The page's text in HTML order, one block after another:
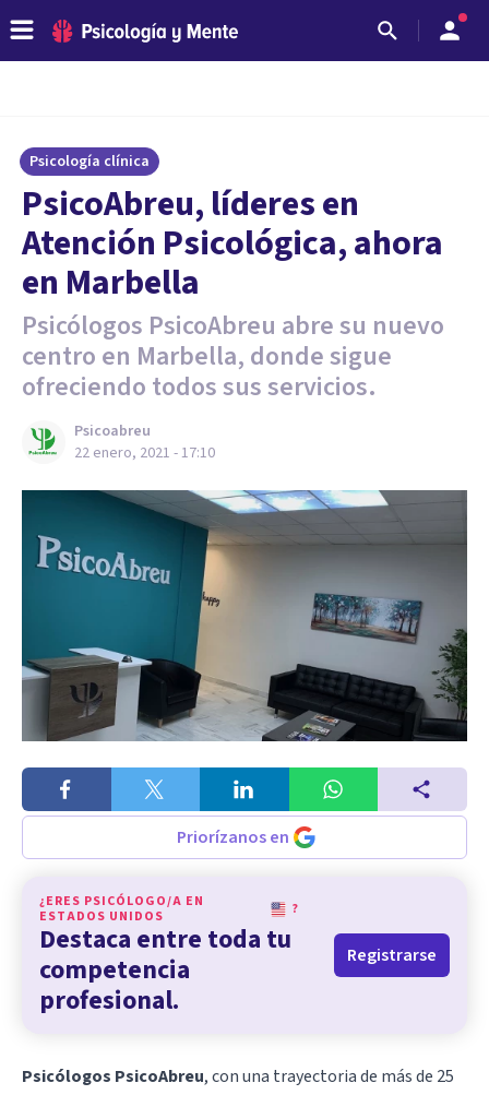
Psicología clínica
PsicoAbreu, líderes en
Atención Psicológica, ahora
en Marbella
Psicólogos PsicoAbreu abre su nuevo
centro en Marbella, donde sigue
ofreciendo todos sus servicios.
Psicoabreu
22 enero, 2021 - 17:10
Priorízanos en
¿ERES PSICÓLOGO/A EN
ESTADOS UNIDOS
?
Destaca entre toda tu
competencia
profesional.
Registrarse
Psicólogos PsicoAbreu, con una trayectoria de más de 25